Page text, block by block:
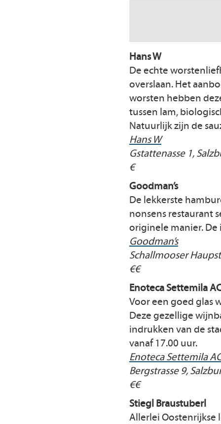
Hans W
De echte
overslaan. Het
worsten hebben
tussen lam,
Natuurlijk zijn de
Hans W
Gstattenasse 1,
€
Goodman’s
De lekkerste
nonsens restaurant
originele manier. De
Goodman’s
Schallmooser
€€
Enoteca Settemila
Voor een goed glas
Deze gezellige
indrukken van de
vanaf 17.00 uur.
Enoteca Settemila
Bergstrasse 9,
€€
Stiegl Braustuberl
Allerlei Oostenrijkse